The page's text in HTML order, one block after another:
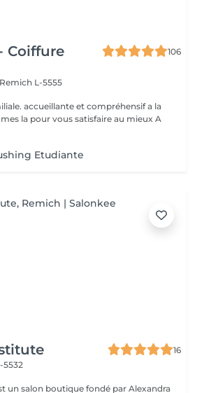
Coiffure
106
Remich L-5555
accueillante et compréhensif a la
Etudiante
16
5532
un salon boutique fondé par Alexandra